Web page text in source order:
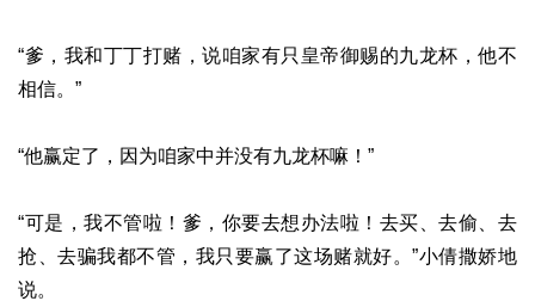
“爹，我和丁丁打赌，说咱家有只皇帝御赐的九龙杯，他不
相信。”
“他赢定了，因为咱家中并没有九龙杯嘛！”
“可是，我不管啦！爹，你要去想办法啦！去买、去偷、去
抢、去骗我都不管，我只要赢了这场赌就好。”小倩撒娇地
说。